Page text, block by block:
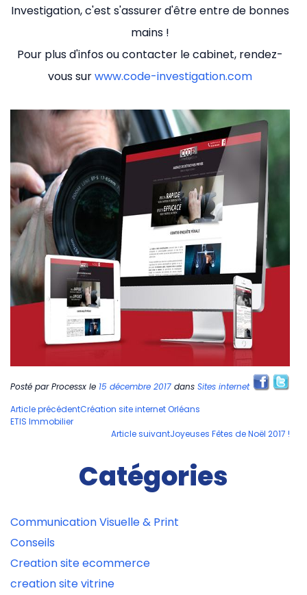
Investigation, c'est s'assurer d'être entre de bonnes
mains !
Pour plus d'infos ou contacter le cabinet, rendez-
vous surwww.code-investigation.com
Posté parProcessx le 15 décembre 2017 dans Sites internet
Navigation
des
Article précédentCréation site internet Orléans
ETIS Immobilier
Article suivantJoyeuses Fêtes de Noël 2017 !
Catégories
Communication Visuelle & Print
Conseils
Creation site ecommerce
creation site vitrine